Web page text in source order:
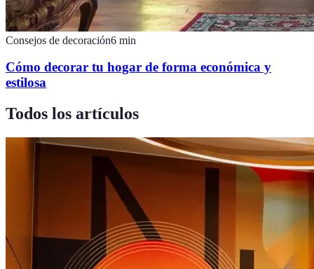
Consejos de decoración6 min
Cómo decorar tu hogar de forma económica y
estilosa
Todos los artículos